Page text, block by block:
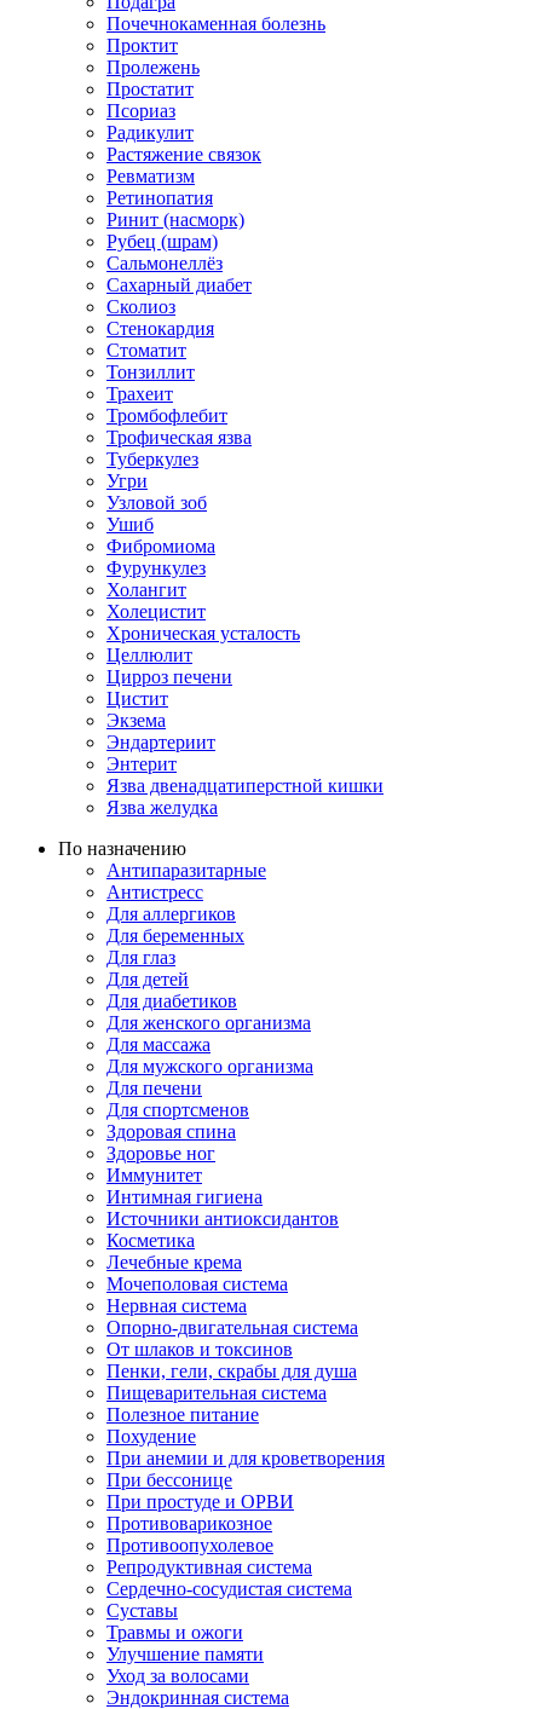
Почечнокаменная болезнь
Проктит
Пролежень
Простатит
Псориаз
Радикулит
Растяжение связок
Ревматизм
Ретинопатия
Ринит (насморк)
Рубец (шрам)
Сальмонеллёз
Сахарный диабет
Сколиоз
Стенокардия
Стоматит
Тонзиллит
Трахеит
Тромбофлебит
Трофическая язва
Туберкулез
Угри
Узловой зоб
Ушиб
Фибромиома
Фурункулез
Холангит
Холецистит
Хроническая усталость
Целлюлит
Цирроз печени
Цистит
Экзема
Эндартериит
Энтерит
Язва двенадцатиперстной кишки
Язва желудка
По назначению
Антипаразитарные
Антистресс
Для аллергиков
Для беременных
Для глаз
Для детей
Для диабетиков
Для женского организма
Для массажа
Для мужского организма
Для печени
Для спортсменов
Здоровая спина
Здоровье ног
Иммунитет
Интимная гигиена
Источники антиоксидантов
Косметика
Лечебные крема
Мочеполовая система
Нервная система
Опорно-двигательная система
От шлаков и токсинов
Пенки, гели, скрабы для душа
Пищеварительная система
Полезное питание
Похудение
При анемии и для кроветворения
При бессонице
При простуде и ОРВИ
Противоварикозное
Противоопухолевое
Репродуктивная система
Сердечно-сосудистая система
Суставы
Травмы и ожоги
Улучшение памяти
Уход за волосами
Эндокринная система